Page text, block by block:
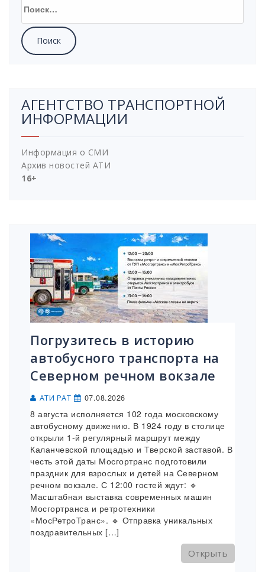
АГЕНТСТВО ТРАНСПОРТНОЙ
ИНФОРМАЦИИ
Информация о СМИ
Архив новостей АТИ
16+
Погрузитесь в историю
автобусного транспорта на
Северном речном вокзале
АТИ РАТ 07.08.2026
8 августа исполняется 102 года московскому
автобусному движению. В 1924 году в столице
открыли 1-й регулярный маршрут между
Каланчевской площадью и Тверской заставой. В
честь этой даты Мосгортранс подготовили
праздник для взрослых и детей на Северном
речном вокзале. С 12:00 гостей ждут: 🔹
Масштабная выставка современных машин
Мосгортранса и ретротехники
«МосРетроТранс». 🔹 Отправка уникальных
поздравительных […]
Открыть